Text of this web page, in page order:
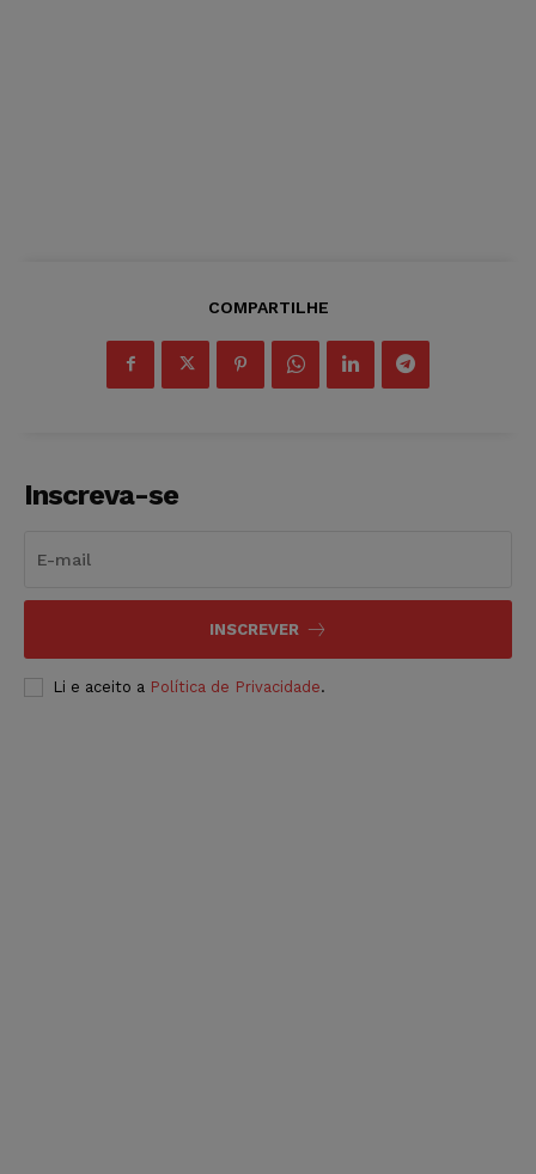
COMPARTILHE
Inscreva-se
INSCREVER
Li e aceito a Política de Privacidade.